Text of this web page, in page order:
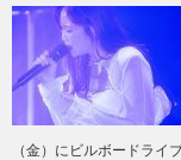
（金）にビルボードライ